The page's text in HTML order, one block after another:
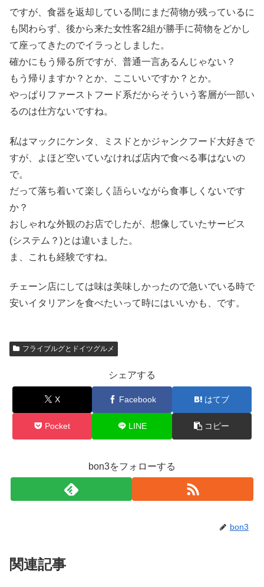
ですが、食器を返却している間にまだ荷物が残っているに
も関わらず、後から来た女性客2組が勝手に荷物をどかし
て座ってきたのでイラっとしました。
確かにもう帰る所ですが、普通一言あるんじゃない？
もう帰りますか？とか、ここいいですか？とか。
やっぱりファーストフード系だからそういう客層が一部い
るのは仕方ないですね。
私はマックにケンタ、ミスドとかジャンクフード大好きで
すが、よほど空いていなければ店内で食べる事はないの
で。
だって落ち着いて楽しく語らいながら食事しくないです
か？
おしゃれな外観のお店でしたが、想像していたサービス
(システム？)とは違いました。
ま、これも経験ですね。
チェーン店にしては味は美味しかったので急いでいる時で
安いイタリアンを食べたいって時にはいいかも、です。
フライブルグとドイツグルメ
シェアする
X Facebook はてブ
Pocket LINE コピー
bon3をフォローする
bon3
関連記事